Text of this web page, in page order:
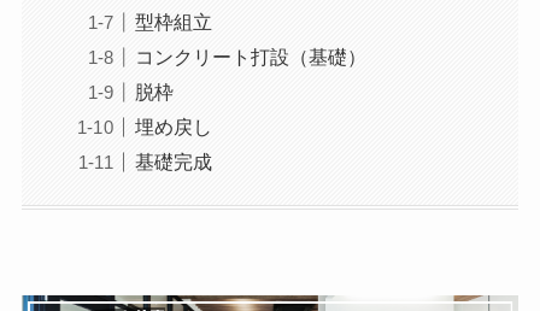
型枠組立
コンクリート打設（基礎）
脱枠
埋め戻し
基礎完成